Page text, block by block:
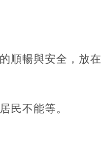
順暢與安全，放在
民不能等。